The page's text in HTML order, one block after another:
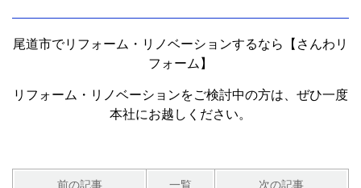
尾道市でリフォーム・リノベーションするなら【さんわリ
フォーム】
リフォーム・リノベーションをご検討中の方は、ぜひ一度
本社にお越しください。
前の記事 一覧 次の記事